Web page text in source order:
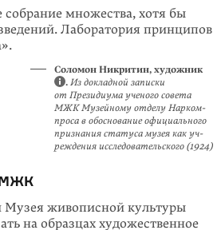
множества, хотя бы
Лаборатория принципов
Соломон Никритин, художник
. Из докладной записки
от Президиума ученого совета
МЖК Музей­ному отделу Нарком­
проса в обоснование официаль­­ного
признания статуса музея как уч­
реж­де­ния исследова­тельского (1924)
МЖК
Музея живописной культуры
на об­разцах художественное